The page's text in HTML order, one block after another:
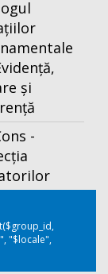
și
-
"$locale",